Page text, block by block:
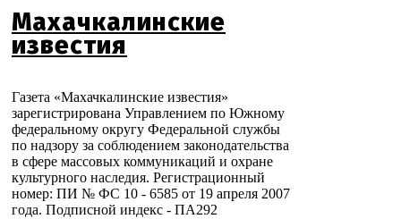
Махачкалинские
известия
Газета «Махачкалинские известия»
зарегистрирована Управлением по Южному
федеральному округу Федеральной службы
по надзору за соблюдением законодательства
в сфере массовых коммуникаций и охране
культурного наследия. Регистрационный
номер: ПИ № ФС 10 - 6585 от 19 апреля 2007
года. Подписной индекс - ПА292